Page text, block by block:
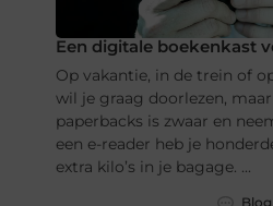
Een digitale boekenkast
Op vakantie, in de trein of
wil je graag doorlezen,
paperbacks is zwaar en
een e-reader heb je
extra kilo’s in je bagage. ...